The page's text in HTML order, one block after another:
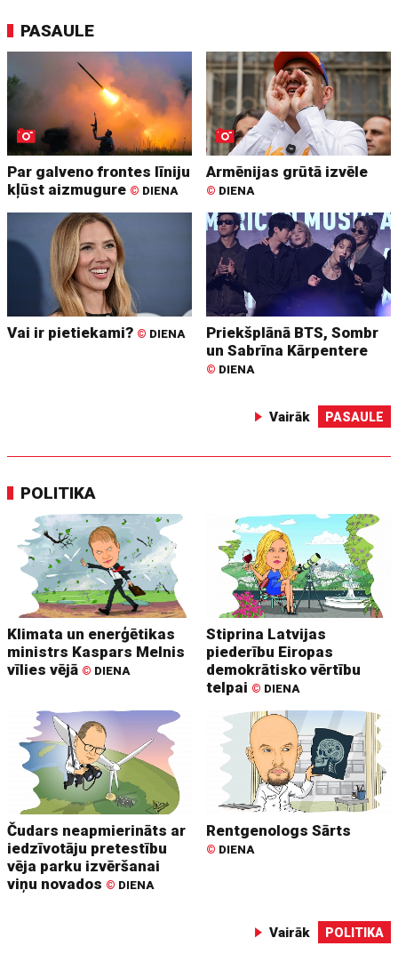
PASAULE
Par galveno frontes līniju
kļūst aizmugure © DIENA
Armēnijas grūtā izvēle
© DIENA
Vai ir pietiekami? © DIENA
Priekšplānā BTS, Sombr
un Sabrīna Kārpentere
© DIENA
Vairāk PASAULE
POLITIKA
Klimata un enerģētikas
ministrs Kaspars Melnis
vīlies vējā © DIENA
Stiprina Latvijas
piederību Eiropas
demokrātisko vērtību
telpai © DIENA
Čudars neapmierināts ar
iedzīvotāju pretestību
vēja parku izvēršanai
viņu novados © DIENA
Rentgenologs Sārts
© DIENA
Vairāk POLITIKA